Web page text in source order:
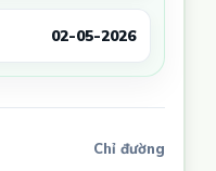
02-05-2026
Chỉ đường